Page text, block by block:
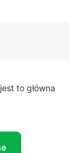
to główna